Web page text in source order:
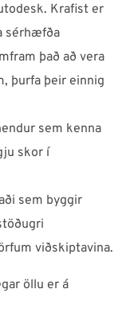
Krafist er
sérhæfða
það að vera
þurfa þeir einnig
sem kenna
skor í
sem byggir
viðskiptavina.
öllu er á